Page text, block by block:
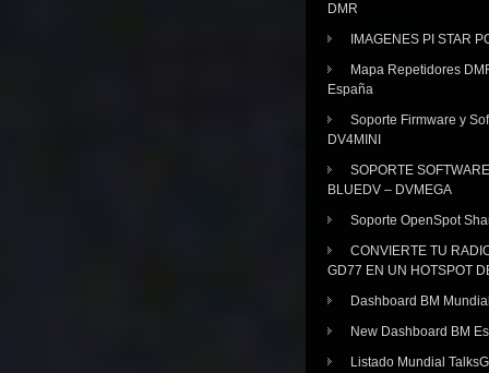
DMR
IMAGENES PI STAR
Mapa Repetidores
España
Soporte Firmware y
DV4MINI
SOPORTE SOFTWARE
BLUEDV – DVMEGA
Soporte OpenSpot
CONVIERTE TU
GD77 EN UN HOTSPOT
Dashboard BM
New Dashboard BM
Listado Mundial